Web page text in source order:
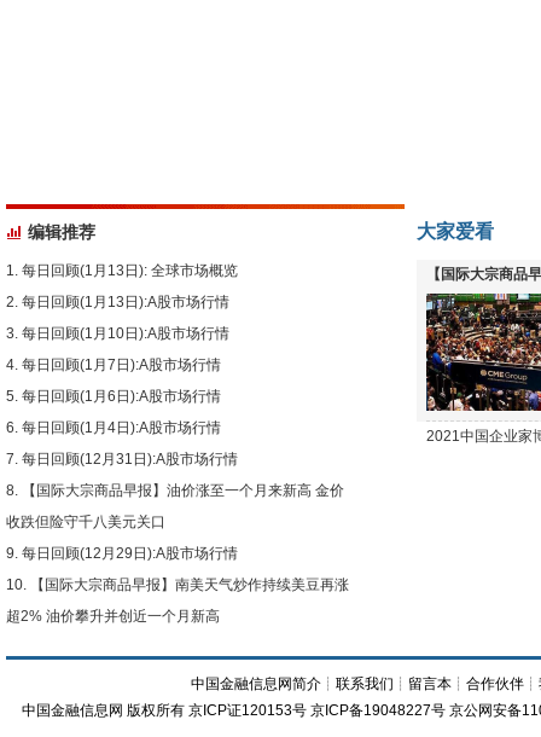
编辑推荐
每日回顾(1月13日): 全球市场概览
每日回顾(1月13日):A股市场行情
每日回顾(1月10日):A股市场行情
每日回顾(1月7日):A股市场行情
每日回顾(1月6日):A股市场行情
每日回顾(1月4日):A股市场行情
每日回顾(12月31日):A股市场行情
【国际大宗商品早报】油价涨至一个月来新高 金价
收跌但险守千八美元关口
每日回顾(12月29日):A股市场行情
【国际大宗商品早报】南美天气炒作持续美豆再涨
超2% 油价攀升并创近一个月新高
大家爱看
【国际大宗商品
下跌
2021中国企业家
中国金融信息网简介 ┊联系我们 ┊ 留言本 ┊合作伙伴 ┊
中国金融信息网 版权所有 京ICP证120153号 京ICP备19048227号 京公网安备